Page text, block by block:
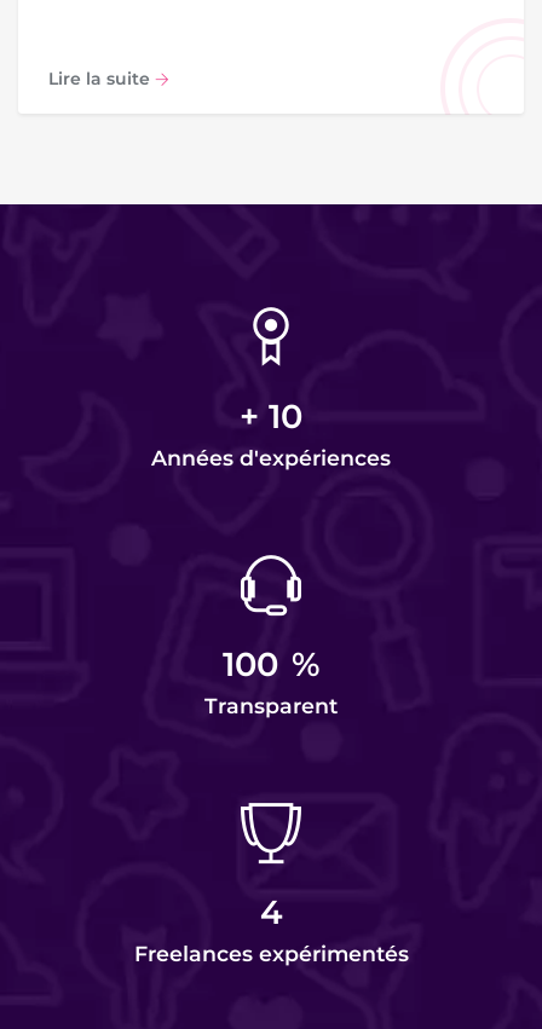
Lire la suite
+ 10
Années d'expériences
100 %
Transparent
4
Freelances expérimentés